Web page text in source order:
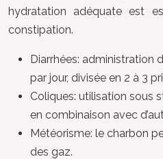
hydratation adéquate est
constipation.
Diarrhées: administration
par jour, divisée en 2 à 3
Coliques: utilisation sous
en combinaison avec
Météorisme: le charbon
des gaz.